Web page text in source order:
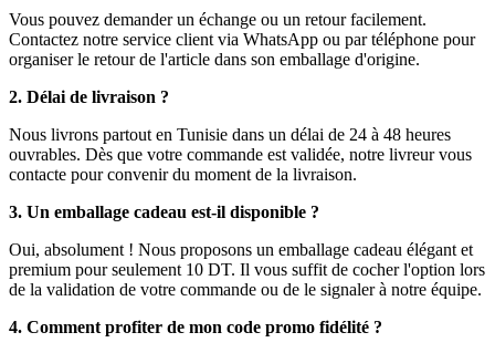
Vous pouvez demander un échange ou un retour facilement.
Contactez notre service client via WhatsApp ou par téléphone pour
organiser le retour de l'article dans son emballage d'origine.
2. Délai de livraison ?
Nous livrons partout en Tunisie dans un délai de 24 à 48 heures
ouvrables. Dès que votre commande est validée, notre livreur vous
contacte pour convenir du moment de la livraison.
3. Un emballage cadeau est-il disponible ?
Oui, absolument ! Nous proposons un emballage cadeau élégant et
premium pour seulement 10 DT. Il vous suffit de cocher l'option lors
de la validation de votre commande ou de le signaler à notre équipe.
4. Comment profiter de mon code promo fidélité ?